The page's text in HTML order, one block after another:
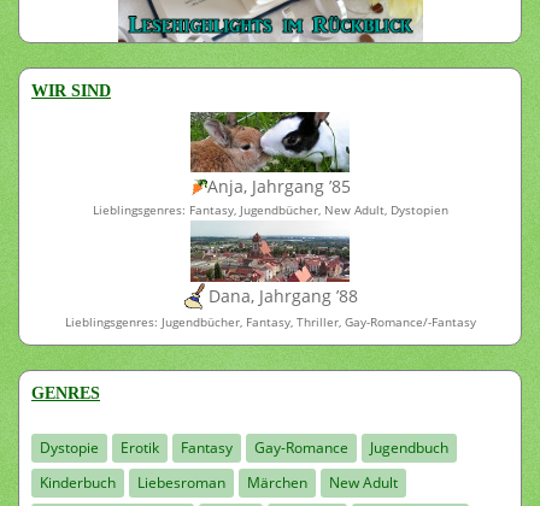
WIR SIND
Anja, Jahrgang ’85
Lieblingsgenres: Fantasy, Jugendbücher, New Adult, Dystopien
Dana, Jahrgang ’88
Lieblingsgenres: Jugendbücher, Fantasy, Thriller, Gay-Romance/-Fantasy
GENRES
Dystopie Erotik Fantasy Gay-Romance
Jugendbuch
Kinderbuch
Liebesroman Märchen
New Adult